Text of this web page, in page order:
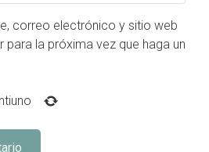
correo electrónico y sitio web
para la próxima vez que haga un